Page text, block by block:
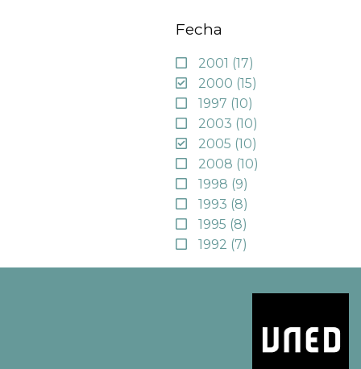
Fecha
2001 (17)
2000 (15)
1997 (10)
2003 (10)
2005 (10)
2008 (10)
1998 (9)
1993 (8)
1995 (8)
1992 (7)